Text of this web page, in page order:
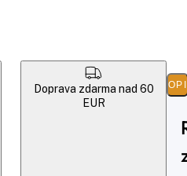
Doprava zdarma nad 60
EUR